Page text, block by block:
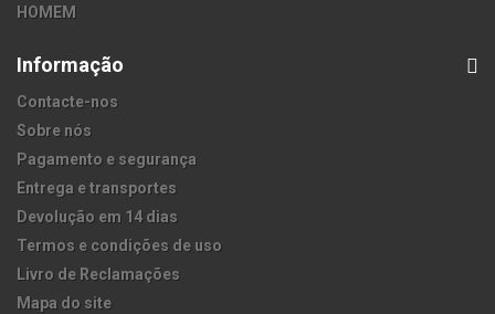
HOMEM
Informação
Contacte-nos
Sobre nós
Pagamento e segurança
Entrega e transportes
Devolução em 14 dias
Termos e condições de uso
Livro de Reclamações
Mapa do site